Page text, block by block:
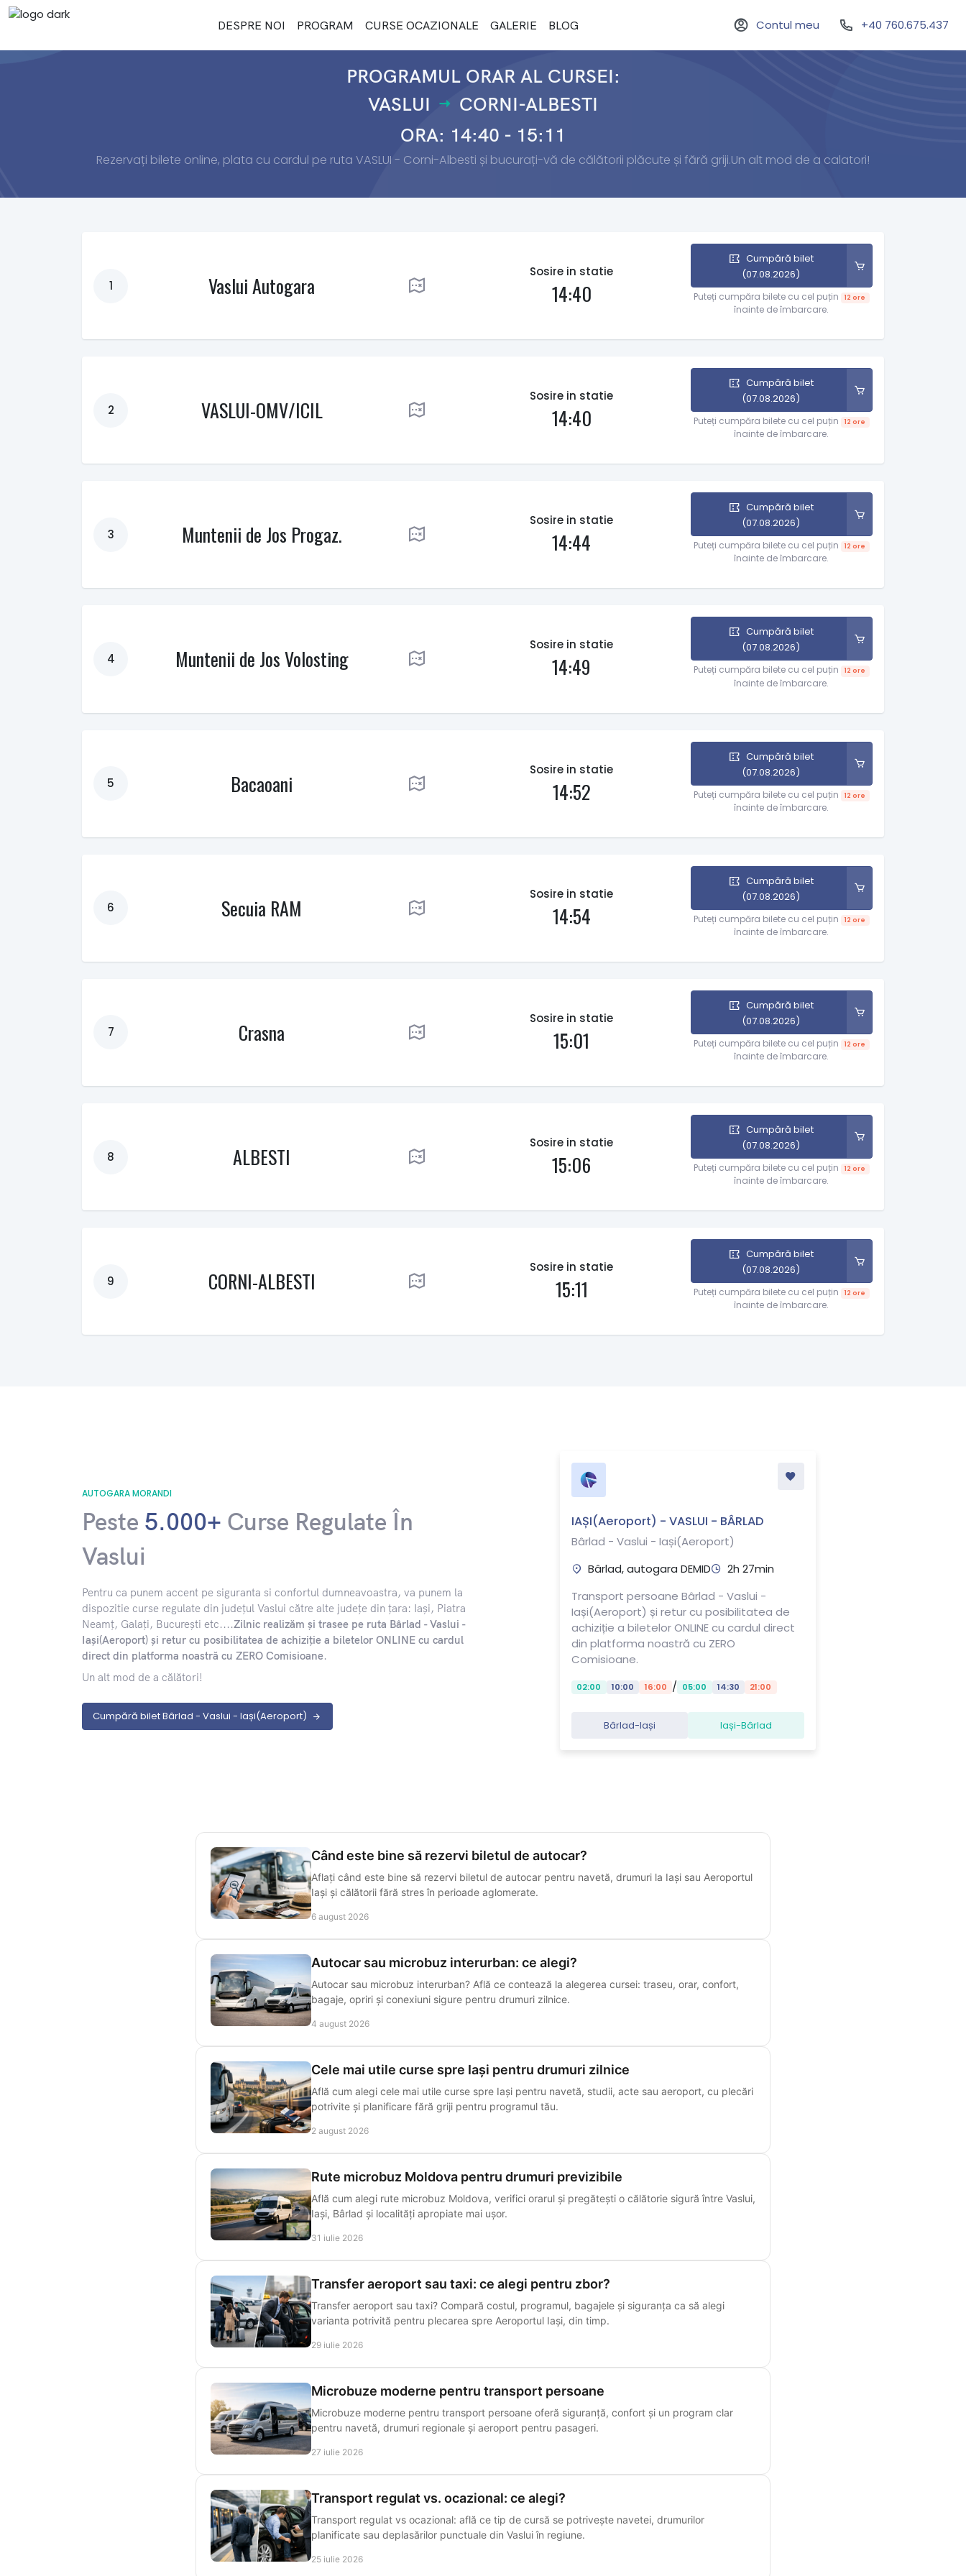
DESPRE NOI PROGRAM CURSE OCAZIONALE GALERIE BLOG Contul meu +40 760.675.437
PROGRAMUL ORAR AL CURSEI:
VASLUI
CORNI-ALBESTI
ORA: 14:40 - 15:11
Rezervați bilete online, plata cu cardul pe ruta VASLUI - Corni-Albesti și bucurați-vă de călătorii plăcute și fără griji.Un alt mod de a calatori!
1 Vaslui Autogara
Sosire in statie
14:40
Cumpără bilet
(07.08.2026)
Puteți cumpăra bilete cu cel puțin 12 ore
înainte de îmbarcare.
2 VASLUI-OMV/ICIL
Sosire in statie
14:40
Cumpără bilet
(07.08.2026)
Puteți cumpăra bilete cu cel puțin 12 ore
înainte de îmbarcare.
3 Muntenii de Jos Progaz.
Sosire in statie
14:44
Cumpără bilet
(07.08.2026)
Puteți cumpăra bilete cu cel puțin 12 ore
înainte de îmbarcare.
4 Muntenii de Jos Volosting
Sosire in statie
14:49
Cumpără bilet
(07.08.2026)
Puteți cumpăra bilete cu cel puțin 12 ore
înainte de îmbarcare.
5 Bacaoani
Sosire in statie
14:52
Cumpără bilet
(07.08.2026)
Puteți cumpăra bilete cu cel puțin 12 ore
înainte de îmbarcare.
6 Secuia RAM
Sosire in statie
14:54
Cumpără bilet
(07.08.2026)
Puteți cumpăra bilete cu cel puțin 12 ore
înainte de îmbarcare.
7 Crasna
Sosire in statie
15:01
Cumpără bilet
(07.08.2026)
Puteți cumpăra bilete cu cel puțin 12 ore
înainte de îmbarcare.
8 ALBESTI
Sosire in statie
15:06
Cumpără bilet
(07.08.2026)
Puteți cumpăra bilete cu cel puțin 12 ore
înainte de îmbarcare.
9 CORNI-ALBESTI
Sosire in statie
15:11
Cumpără bilet
(07.08.2026)
Puteți cumpăra bilete cu cel puțin 12 ore
înainte de îmbarcare.
AUTOGARA MORANDI
Peste 5.000+ Curse Regulate În
Vaslui
​Pentru ca punem accent pe siguranta si confortul dumneavoastra, va punem la
dispozitie curse regulate din județul Vaslui către alte județe din țara: Iași, Piatra
Neamț, Galați, București etc....Zilnic realizăm și trasee pe ruta Bârlad - Vaslui -
Iași(Aeroport) și retur cu posibilitatea de achiziție a biletelor ONLINE cu cardul
direct din platforma noastră cu ZERO Comisioane.
Un alt mod de a călători!
Cumpără bilet Bârlad - Vaslui - Iași(Aeroport)
IAȘI(Aeroport) - VASLUI - BÂRLAD
Bârlad - Vaslui - Iași(Aeroport)
Bârlad, autogara DEMID
2h 27min
Transport persoane Bârlad - Vaslui -
Iași(Aeroport) și retur cu posibilitatea de
achiziție a biletelor ONLINE cu cardul direct
din platforma noastră cu ZERO
Comisioane.
02:00 10:00 16:00 / 05:00 14:30 21:00
Bârlad-Iași Iași-Bârlad
Când este bine să rezervi biletul de autocar?
Aflați când este bine să rezervi biletul de autocar pentru navetă, drumuri la Iași sau Aeroportul
Iași și călătorii fără stres în perioade aglomerate.
6 august 2026
Autocar sau microbuz interurban: ce alegi?
Autocar sau microbuz interurban? Află ce contează la alegerea cursei: traseu, orar, confort,
bagaje, opriri și conexiuni sigure pentru drumuri zilnice.
4 august 2026
Cele mai utile curse spre Iași pentru drumuri zilnice
Află cum alegi cele mai utile curse spre Iași pentru navetă, studii, acte sau aeroport, cu plecări
potrivite și planificare fără griji pentru programul tău.
2 august 2026
Rute microbuz Moldova pentru drumuri previzibile
Află cum alegi rute microbuz Moldova, verifici orarul și pregătești o călătorie sigură între Vaslui,
Iași, Bârlad și localități apropiate mai ușor.
31 iulie 2026
Transfer aeroport sau taxi: ce alegi pentru zbor?
Transfer aeroport sau taxi? Compară costul, programul, bagajele și siguranța ca să alegi
varianta potrivită pentru plecarea spre Aeroportul Iași, din timp.
29 iulie 2026
Microbuze moderne pentru transport persoane
Microbuze moderne pentru transport persoane oferă siguranță, confort și un program clar
pentru navetă, drumuri regionale și aeroport pentru pasageri.
27 iulie 2026
Transport regulat vs. ocazional: ce alegi?
Transport regulat vs ocazional: află ce tip de cursă se potrivește navetei, drumurilor
planificate sau deplasărilor punctuale din Vaslui în regiune.
25 iulie 2026